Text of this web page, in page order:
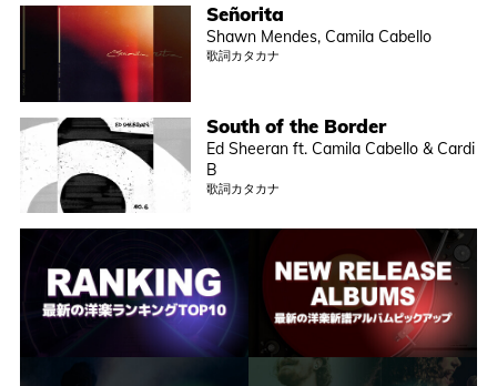
Señorita
Shawn Mendes, Camila Cabello
歌詞カタカナ
South of the Border
Ed Sheeran ft. Camila Cabello & Cardi
B
歌詞カタカナ